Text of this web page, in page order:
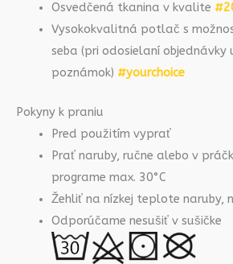
Osvedčená tkanina v kvalite
Vysokokvalitná potlač s
seba (pri odosielaní objednávky
poznámok) #yourchoice
Pokyny k praniu
Pred použitím vyprať
Prať naruby, ručne alebo v
programe max. 30°C
Žehliť na nízkej teplote naruby,
Odporúčame nesušiť v sušičke